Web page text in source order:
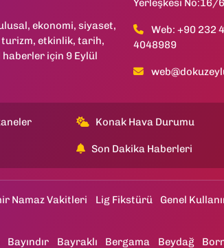
ekonomi, siyaset,
turizm, etkinlik, tarih,
için 9 Eylül
Yerleşkesi No:16/
Web: +90 232
4048989
Konak Hava Durumu
Son Dakika Haberleri
Namaz Vakitleri Lig Fikstürü Genel
Bayındır Bayraklı Bergama Beydağ